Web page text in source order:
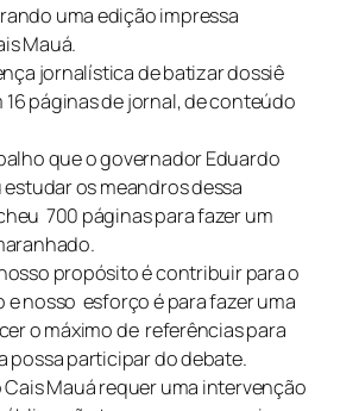
uma edição impressa
Mauá.
jornalística de batizar dossiê
16 páginas de jornal, de conteúdo
que o governador Eduardo
os meandros dessa
700 páginas para fazer um
propósito é contribuir para o
nosso esforço é para fazer uma
o máximo de referências para
possa participar do debate.
Cais Mauá requer uma intervenção